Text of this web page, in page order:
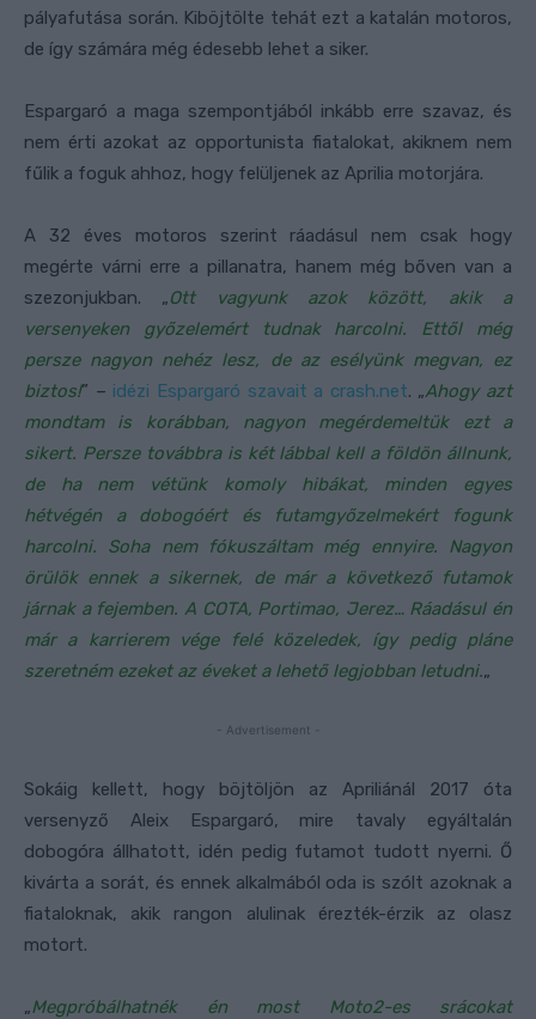
pályafutása során. Kiböjtölte tehát ezt a katalán motoros,
de így számára még édesebb lehet a siker.
Espargaró a maga szempontjából inkább erre szavaz, és
nem érti azokat az opportunista fiatalokat, akiknem nem
fűlik a foguk ahhoz, hogy felüljenek az Aprilia motorjára.
A 32 éves motoros szerint ráadásul nem csak hogy
megérte várni erre a pillanatra, hanem még bőven van a
szezonjukban. „Ott vagyunk azok között, akik a
versenyeken győzelemért tudnak harcolni. Ettől még
persze nagyon nehéz lesz, de az esélyünk megvan, ez
biztos!” – idézi Espargaró szavait a crash.net. „Ahogy azt
mondtam is korábban, nagyon megérdemeltük ezt a
sikert. Persze továbbra is két lábbal kell a földön állnunk,
de ha nem vétünk komoly hibákat, minden egyes
hétvégén a dobogóért és futamgyőzelmekért fogunk
harcolni. Soha nem fókuszáltam még ennyire. Nagyon
örülök ennek a sikernek, de már a következő futamok
járnak a fejemben. A COTA, Portimao, Jerez… Ráadásul én
már a karrierem vége felé közeledek, így pedig pláne
szeretném ezeket az éveket a lehető legjobban letudni.„
- Advertisement -
Sokáig kellett, hogy böjtöljön az Apriliánál 2017 óta
versenyző Aleix Espargaró, mire tavaly egyáltalán
dobogóra állhatott, idén pedig futamot tudott nyerni. Ő
kivárta a sorát, és ennek alkalmából oda is szólt azoknak a
fiataloknak, akik rangon alulinak érezték-érzik az olasz
motort.
„Megpróbálhatnék én most Moto2-es srácokat